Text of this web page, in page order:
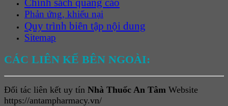
Phản ứng, khiếu nại
Quy trình biên tập nội dung
Sitemap
CÁC LIÊN KẾ BÊN NGOÀI:
Đối tác liên kết uy tín Nhà Thuốc An Tâm Website
https://antampharmacy.vn/